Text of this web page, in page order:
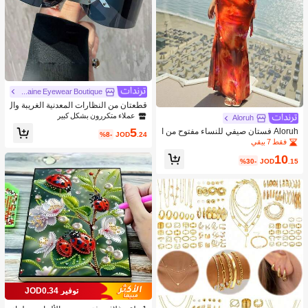
Aloruh
Aloruh فستان صيفي للنساء مفتوح من ا
لظهر وملتف عند الرقبة
فقط 7 بيقي
JOD10.15
%30-
Yvaine Eyewear Boutique
قطعتان من النظارات المعدنية الغريبة وال
مميزة بتصميم غير مؤطر لديكور الحفلات
عملاء متكررون بشكل كبير
JOD5.24
%8-
توفير JOD0.34